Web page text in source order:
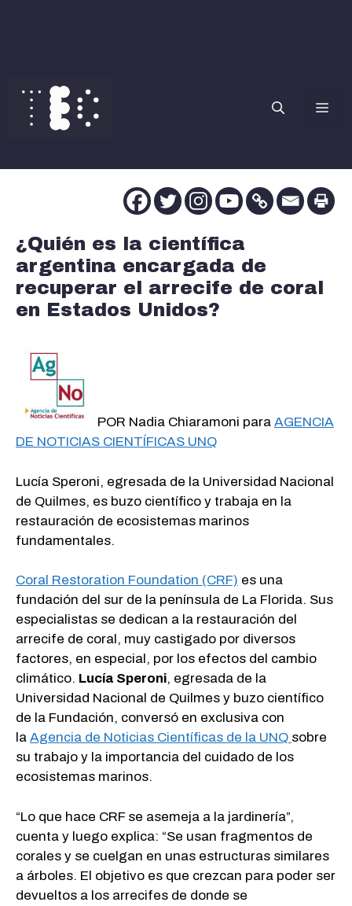
contenido
¿Quién es la científica
argentina encargada de
recuperar el arrecife de coral
en Estados Unidos?
POR Nadia Chiaramoni para AGENCIA
DE NOTICIAS CIENTÍFICAS UNQ
Lucía Speroni, egresada de la Universidad Nacional
de Quilmes, es buzo científico y trabaja en la
restauración de ecosistemas marinos
fundamentales.
Coral Restoration Foundation (CRF) es una
fundación del sur de la península de La Florida. Sus
especialistas se dedican a la restauración del
arrecife de coral, muy castigado por diversos
factores, en especial, por los efectos del cambio
climático. Lucía Speroni, egresada de la
Universidad Nacional de Quilmes y buzo científico
de la Fundación, conversó en exclusiva con
la Agencia de Noticias Científicas de la UNQ sobre
su trabajo y la importancia del cuidado de los
ecosistemas marinos.
“Lo que hace CRF se asemeja a la jardinería”,
cuenta y luego explica: “Se usan fragmentos de
corales y se cuelgan en unas estructuras similares
a árboles. El objetivo es que crezcan para poder ser
devueltos a los arrecifes de donde se